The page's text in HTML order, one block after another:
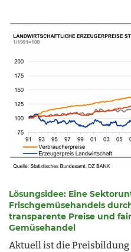
Lösungsidee: Eine
Frischgemüsehandels
transparente Preise und
Gemüsehandel
Aktuell ist die